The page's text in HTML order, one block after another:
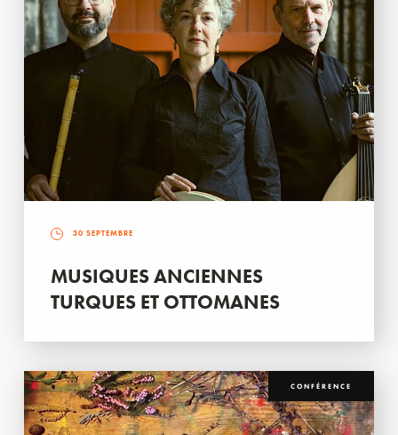
30 SEPTEMBRE
MUSIQUES ANCIENNES
TURQUES ET OTTOMANES
CONFÉRENCE